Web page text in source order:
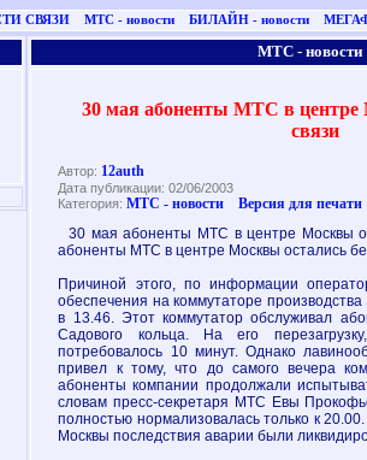
СВЯЗИ МТС - новости БИЛАЙН - новости
МТС - новости
30 мая абоненты МТС в центре
связи
Автор: 12auth
Дата публикации: 02/06/2003
Категория:МТС - новости
Версия для печати
30 мая абоненты МТС в центре Москвы
абоненты МТС в центре Москвы остались
Причиной этого, по информации
обеспечения на коммутаторе
в 13.46. Этот коммутатор обслуживал
Садового кольца. На его
потребовалось 10 минут. Однако
привел к тому, что до самого вечера
абоненты компании продолжали
словам пресс-секретаря МТС Евы
полностью нормализовалась только к
Москвы последствия аварии были